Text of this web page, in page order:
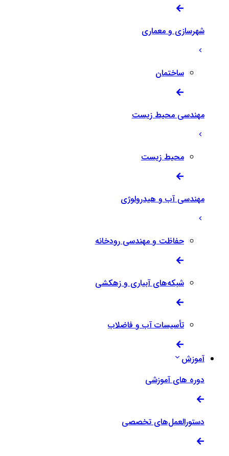
شهرسازی و معماری
ساختمان
مهندسی محیط زیست
محیط زیست
مهندسی آب و هیدرولوژی
حفاظت و مهندسی رودخانه
شبکه‌های آبیاری و زهکشی
تأسیسات آب و فاضلاب
آموزش
دوره های آموزشی
دستورالعمل‌های تخصصی